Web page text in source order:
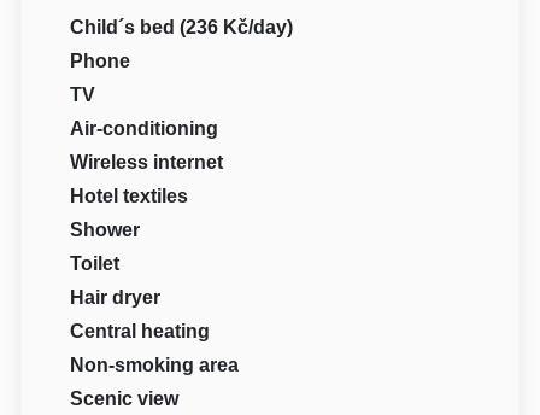
Child´s bed (236 Kč/day)
Phone
TV
Air-conditioning
Wireless internet
Hotel textiles
Shower
Toilet
Hair dryer
Central heating
Non-smoking area
Scenic view